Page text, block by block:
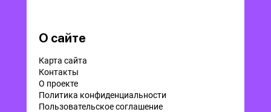
О сайте
Карта сайта
Контакты
О проекте
Политика конфиденциальности
Пользовательское соглашение